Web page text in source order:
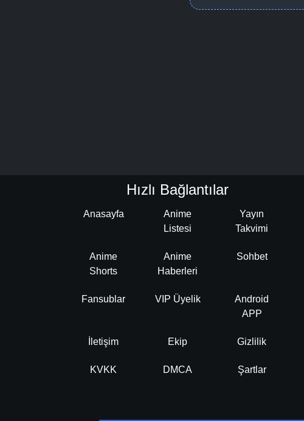
Hızlı Bağlantılar
Anasayfa
Anime
Listesi
Yayın
Takvimi
Anime
Shorts
Anime
Haberleri
Sohbet
Fansublar VIP Üyelik
Android
APP
İletişim Ekip Gizlilik
KVKK DMCA Şartlar